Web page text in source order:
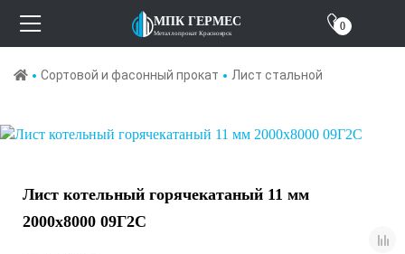
Отзывы
МПК ГЕРМЕС
Металлопрокат Красноярск
0
Сортовой и фасонный прокат Лист стальной
Лист котельный горячекатаный 11 мм
2000х8000 09Г2С